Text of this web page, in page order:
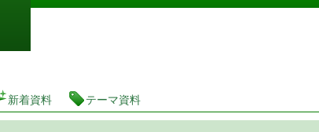
図書館 蔵書検索・予約システム
新着資料 テーマ資料